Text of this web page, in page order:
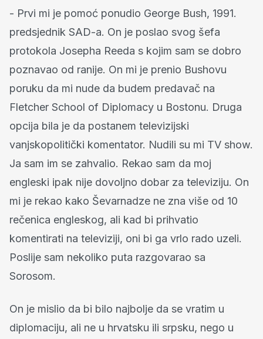
- Prvi mi je pomoć ponudio George Bush, 1991.
predsjednik SAD-a. On je poslao svog šefa
protokola Josepha Reeda s kojim sam se dobro
poznavao od ranije. On mi je prenio Bushovu
poruku da mi nude da budem predavač na
Fletcher School of Diplomacy u Bostonu. Druga
opcija bila je da postanem televizijski
vanjskopolitički komentator. Nudili su mi TV show.
Ja sam im se zahvalio. Rekao sam da moj
engleski ipak nije dovoljno dobar za televiziju. On
mi je rekao kako Ševarnadze ne zna više od 10
rečenica engleskog, ali kad bi prihvatio
komentirati na televiziji, oni bi ga vrlo rado uzeli.
Poslije sam nekoliko puta razgovarao sa
Sorosom.
On je mislio da bi bilo najbolje da se vratim u
diplomaciju, ali ne u hrvatsku ili srpsku, nego u